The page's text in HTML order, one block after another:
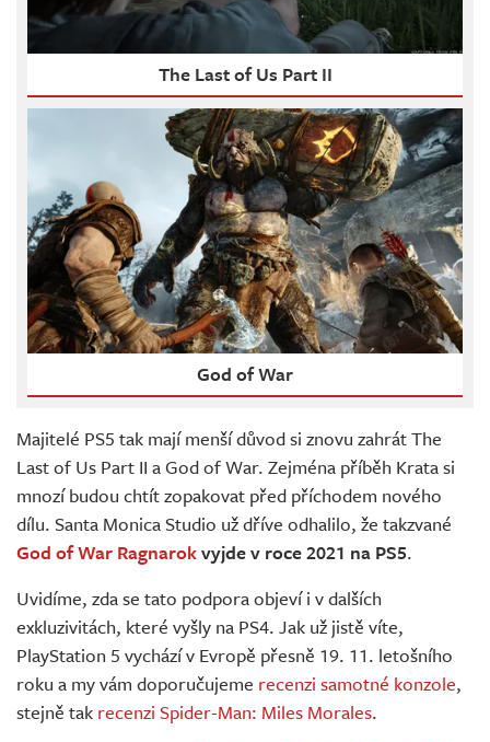
The Last of Us Part II
God of War
Majitelé PS5 tak mají menší důvod si znovu zahrát The
Last of Us Part II a God of War. Zejména příběh Krata si
mnozí budou chtít zopakovat před příchodem nového
dílu. Santa Monica Studio už dříve odhalilo, že takzvané
God of War Ragnarokvyjde v roce 2021 na PS5.
Uvidíme, zda se tato podpora objeví i v dalších
exkluzivitách, které vyšly na PS4. Jak už jistě víte,
PlayStation 5 vychází v Evropě přesně 19. 11. letošního
roku a my vám doporučujeme recenzi samotné konzole,
stejně tak recenzi Spider-Man: Miles Morales.